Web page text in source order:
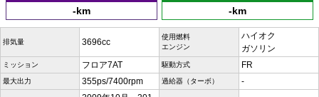
-km -km
排気量 3696cc
使用燃料
エンジン
ハイオク
ガソリン
ミッション フロア7AT 駆動方式 FR
最大出力 355ps/7400rpm 過給器（ターボ） -